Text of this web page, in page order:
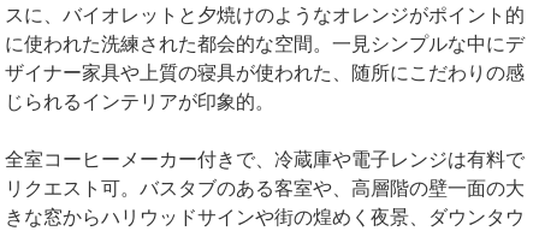
スに、バイオレットと夕焼けのようなオレンジがポイント的
に使われた洗練された都会的な空間。一見シンプルな中にデ
ザイナー家具や上質の寝具が使われた、随所にこだわりの感
じられるインテリアが印象的。
全室コーヒーメーカー付きで、冷蔵庫や電子レンジは有料で
リクエスト可。バスタブのある客室や、高層階の壁一面の大
きな窓からハリウッドサインや街の煌めく夜景、ダウンタウ